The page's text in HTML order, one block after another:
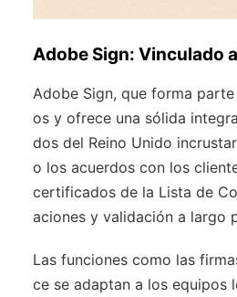
Adobe Sign: Vinculado
Adobe Sign, que forma
os y ofrece una sólida
dos del Reino Unido
o los acuerdos con los
certificados de la Lista de
aciones y validación a largo
Las funciones como las
ce se adaptan a los equipos